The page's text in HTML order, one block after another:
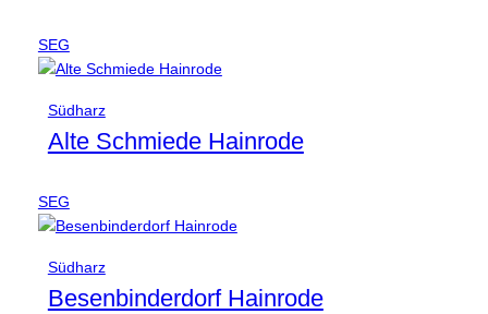
SEG
Südharz
Alte Schmiede Hainrode
SEG
Südharz
Besenbinderdorf Hainrode